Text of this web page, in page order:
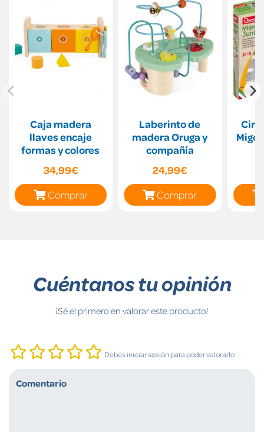
Caja madera
llaves encaje
formas y colores
34,99€
Comprar
Laberinto de
madera Oruga y
compañía
24,99€
Comprar
Cuéntanos tu opinión
¡Sé el primero en valorar este producto!
Debes iniciar sesión para poder valorarlo